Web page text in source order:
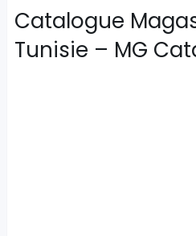
Catalogue
Tunisie – MG